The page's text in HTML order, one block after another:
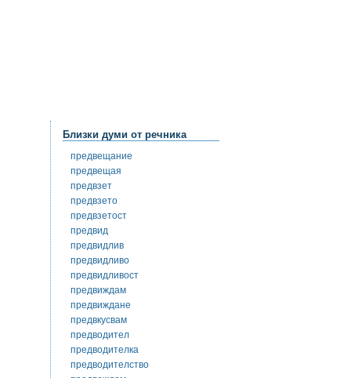
Близки думи от речника
предвещание
предвещая
предвзет
предвзето
предвзетост
предвид
предвидлив
предвидливо
предвидливост
предвиждам
предвиждане
предвкусвам
предводител
предводителка
предводителство